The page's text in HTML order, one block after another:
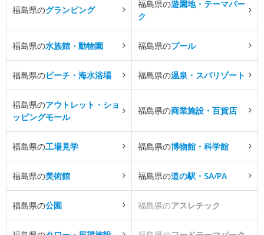
福島県のグランピング
福島県の遊園地・テーマパー
ク
福島県の水族館・動物園 福島県のプール
福島県のビーチ・海水浴場 福島県の温泉・スパリゾート
福島県のアウトレット・ショ
ッピングモール
福島県の商業施設・百貨店
福島県の工場見学 福島県の博物館・科学館
福島県の美術館 福島県の道の駅・SA/PA
福島県の公園 福島県のアスレチック